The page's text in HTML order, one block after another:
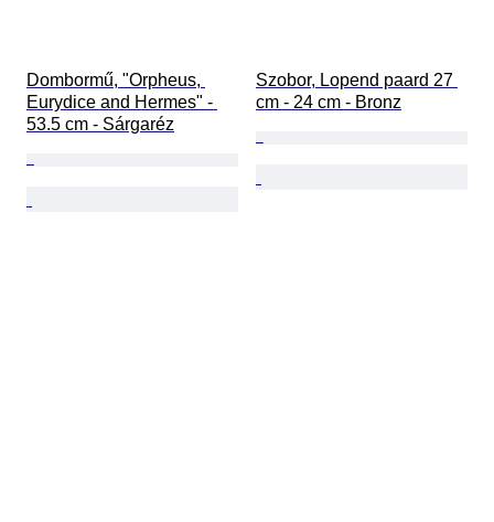
Dombormű, "Orpheus,
Eurydice and Hermes" -
53.5 cm - Sárgaréz
Szobor, Lopend paard 27
cm - 24 cm - Bronz